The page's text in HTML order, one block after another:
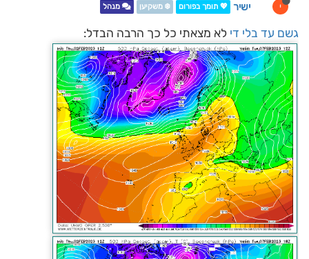
י ישיר 💖 תומך בפורום ❄️ משקיען מנהל
גשם עד בלי די לא מצאתי כל כך הרבה הבדל: